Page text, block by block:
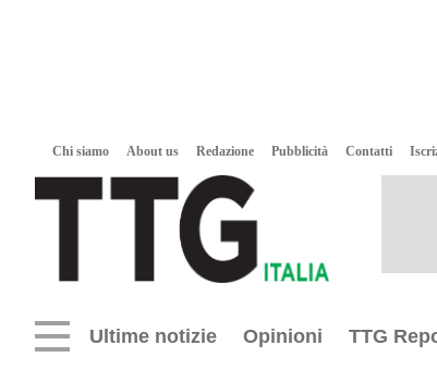
Chi siamo About us Redazione Pubblicità Contatti
Ultime notizie Opinioni TTG